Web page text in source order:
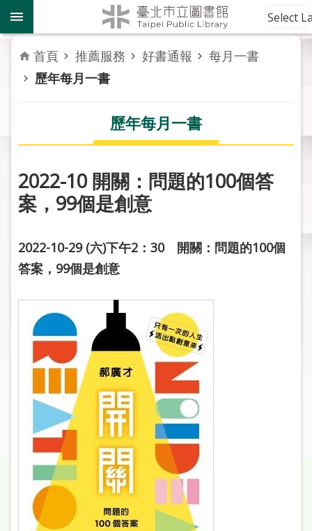
跳到主要內容區塊
到
館
資
訊
務
活
動
報
關
市
上
請
常
見
Select
首頁 推薦服務 好書通報
每月一書
歷年每月一書
歷年每月一書
2022-10 開關：問題的100個答
案，99個是創意
2022-10-29 (六)下午2 ： 30開關：問題的100個
答案， 99個是創意